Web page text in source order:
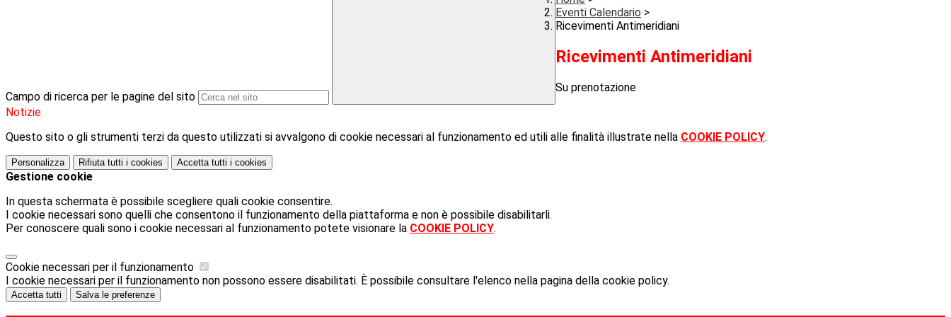
Campo di ricerca per le pagine del sito
Eventi Calendario >
Ricevimenti Antimeridiani
Ricevimenti Antimeridiani
Su prenotazione
Notizie
Questo sito o gli strumenti terzi da questo utilizzati si avvalgono di cookie necessari al funzionamento ed utili alle finalità illustrate nella COOKIE POLICY.
Personalizza Rifiuta tutti i cookies Accetta tutti i cookies
Gestione cookie
In questa schermata è possibile scegliere quali cookie consentire.
I cookie necessari sono quelli che consentono il funzionamento della piattaforma e non è possibile disabilitarli.
Per conoscere quali sono i cookie necessari al funzionamento potete visionare la COOKIE POLICY.
Cookie necessari per il funzionamento
I cookie necessari per il funzionamento non possono essere disabilitati. È possibile consultare l'elenco nella pagina della cookie policy.
Accetta tutti Salva le preferenze